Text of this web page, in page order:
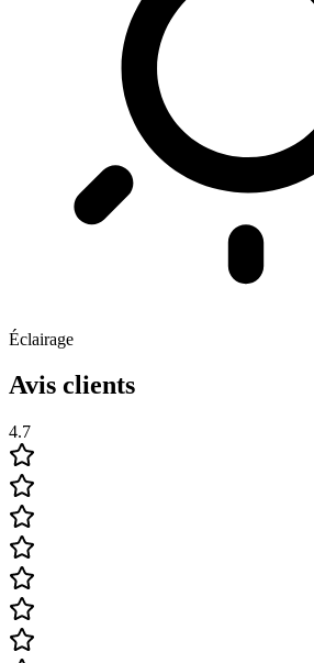
Éclairage
Avis clients
4.7